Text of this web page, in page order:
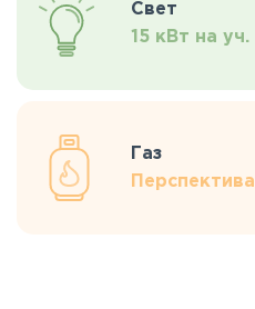
Свет
15 кВт на уч.
Газ
Перспектива